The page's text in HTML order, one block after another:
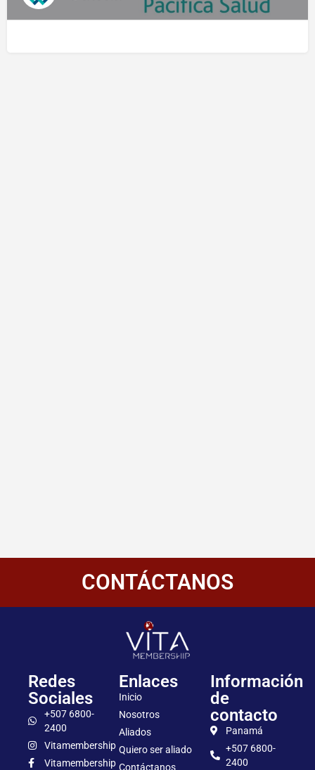
CONTÁCTANOS
Redes
Sociales
+507 6800-
2400
Vitamembership
Vitamembership
Enlaces
Inicio
Nosotros
Aliados
Quiero ser aliado
Contáctanos
Información
de
contacto
Panamá
+507 6800-
2400